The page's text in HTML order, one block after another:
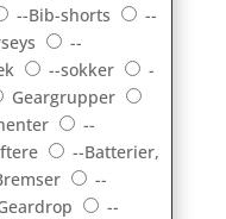
--Bib-shorts
--
--
--sokker
-
Geargrupper
--
--Batterier,
--
--